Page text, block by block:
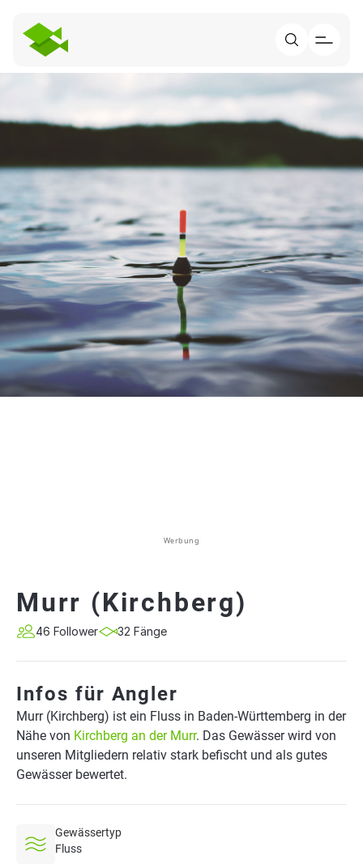
Werbung
Murr (Kirchberg)
46 Follower 32 Fänge
Infos für Angler
Murr (Kirchberg) ist ein Fluss in Baden-Württemberg in der
Nähe von Kirchberg an der Murr. Das Gewässer wird von
unseren Mitgliedern relativ stark befischt und als gutes
Gewässer bewertet.
Gewässertyp
Fluss